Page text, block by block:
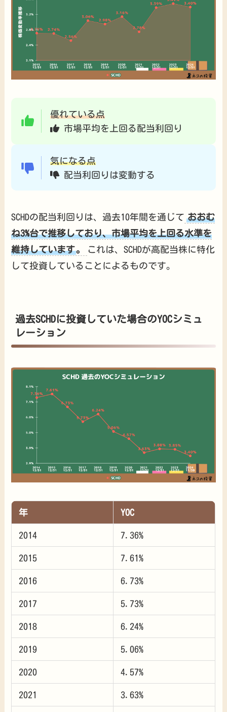
優れている点
市場平均を上回る配当利回り
気になる点
配当利回りは変動する
SCHDの配当利回りは、過去10年間を通じて おおむ
ね3%台で推移しており、市場平均を上回る水準を
維持しています。
これは、SCHDが高配当株に特化
して投資していることによるものです。
過去SCHDに投資していた場合のYOCシミュ
レーション
年 YOC
2014 7.36%
2015 7.61%
2016 6.73%
2017 5.73%
2018 6.24%
2019 5.06%
2020 4.57%
2021 3.63%